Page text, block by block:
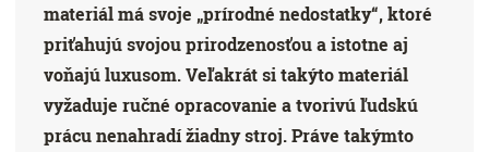
materiál má svoje „prírodné nedostatky“, ktoré
priťahujú svojou prirodzenosťou a istotne aj
voňajú luxusom. Veľakrát si takýto materiál
vyžaduje ručné opracovanie a tvorivú ľudskú
prácu nenahradí žiadny stroj. Práve takýmto